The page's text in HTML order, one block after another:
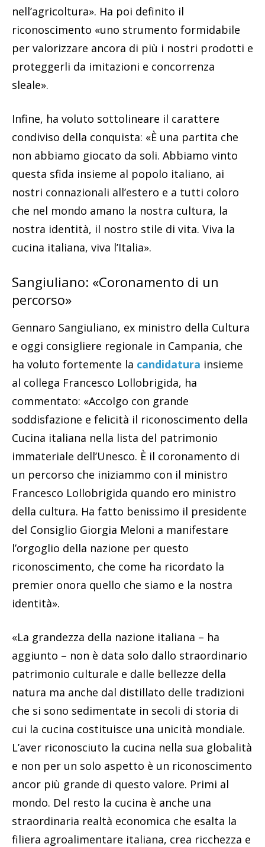
nell’agricoltura». Ha poi definito il
riconoscimento «uno strumento formidabile
per valorizzare ancora di più i nostri prodotti e
proteggerli da imitazioni e concorrenza
sleale».
Infine, ha voluto sottolineare il carattere
condiviso della conquista: «È una partita che
non abbiamo giocato da soli. Abbiamo vinto
questa sfida insieme al popolo italiano, ai
nostri connazionali all’estero e a tutti coloro
che nel mondo amano la nostra cultura, la
nostra identità, il nostro stile di vita. Viva la
cucina italiana, viva l’Italia».
Sangiuliano: «Coronamento di un
percorso»
Gennaro Sangiuliano, ex ministro della Cultura
e oggi consigliere regionale in Campania, che
ha voluto fortemente la candidatura insieme
al collega Francesco Lollobrigida, ha
commentato: «Accolgo con grande
soddisfazione e felicità il riconoscimento della
Cucina italiana nella lista del patrimonio
immateriale dell’Unesco. È il coronamento di
un percorso che iniziammo con il ministro
Francesco Lollobrigida quando ero ministro
della cultura. Ha fatto benissimo il presidente
del Consiglio Giorgia Meloni a manifestare
l’orgoglio della nazione per questo
riconoscimento, che come ha ricordato la
premier onora quello che siamo e la nostra
identità».
«La grandezza della nazione italiana – ha
aggiunto – non è data solo dallo straordinario
patrimonio culturale e dalle bellezze della
natura ma anche dal distillato delle tradizioni
che si sono sedimentate in secoli di storia di
cui la cucina costituisce una unicità mondiale.
L’aver riconosciuto la cucina nella sua globalità
e non per un solo aspetto è un riconoscimento
ancor più grande di questo valore. Primi al
mondo. Del resto la cucina è anche una
straordinaria realtà economica che esalta la
filiera agroalimentare italiana, crea ricchezza e